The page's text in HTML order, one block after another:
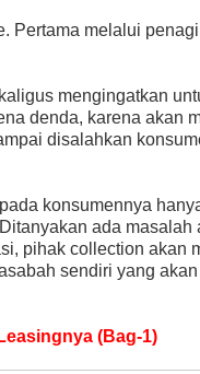
Pertama melalui
mengingatkan
denda, karena akan
disalahkan
konsumennya
ada masalah
pihak collection akan
sendiri yang
(Bag-1)